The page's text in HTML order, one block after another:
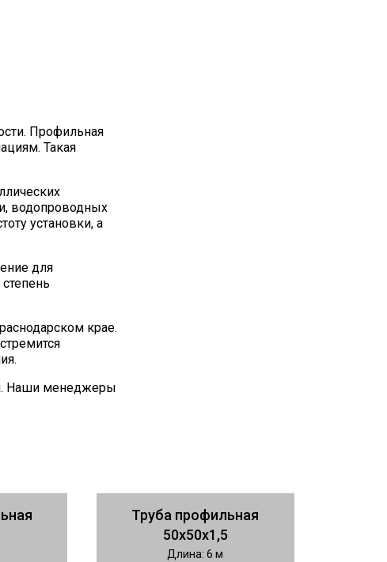
Профильная
Такая
водопроводных
установки, а
для
крае.
Наши менеджеры
Труба профильная
50х50х1,5
Длина: 6 м